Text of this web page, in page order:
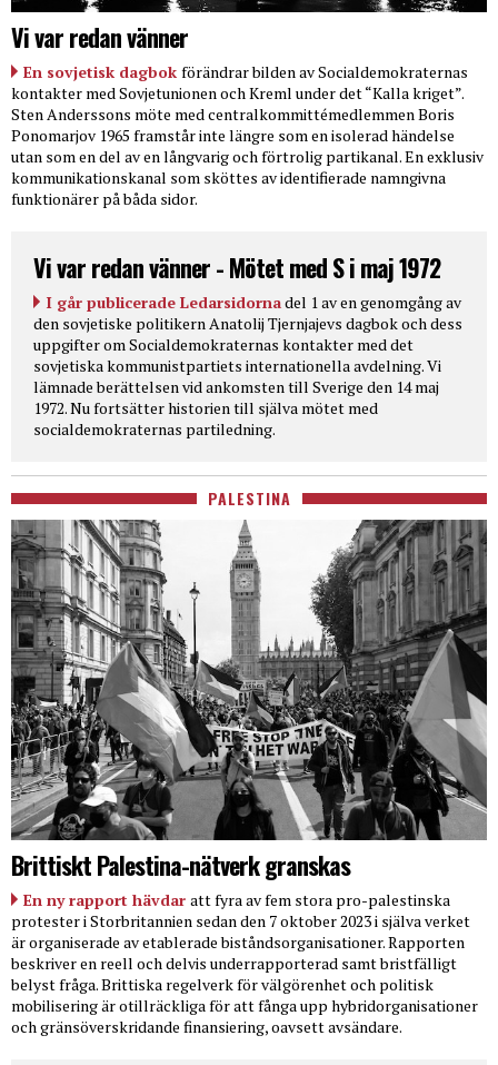
Vi var redan vänner
En sovjetisk dagbok förändrar bilden av Socialdemokraternas
kontakter med Sovjetunionen och Kreml under det “Kalla kriget”.
Sten Anderssons möte med centralkommittémedlemmen Boris
Ponomarjov 1965 framstår inte längre som en isolerad händelse
utan som en del av en långvarig och förtrolig partikanal. En exklusiv
kommunikationskanal som sköttes av identifierade namngivna
funktionärer på båda sidor.
Vi var redan vänner - Mötet med S i maj 1972
I går publicerade Ledarsidornadel 1 av en genomgång av
den sovjetiske politikern Anatolij Tjernjajevs dagbok och dess
uppgifter om Socialdemokraternas kontakter med det
sovjetiska kommunistpartiets internationella avdelning. Vi
lämnade berättelsen vid ankomsten till Sverige den 14 maj
1972. Nu fortsätter historien till själva mötet med
socialdemokraternas partiledning.
PALESTINA
Brittiskt Palestina-nätverk granskas
En ny rapport hävdar att fyra av fem stora pro-palestinska
protester i Storbritannien sedan den 7 oktober 2023 i själva verket
är organiserade av etablerade biståndsorganisationer. Rapporten
beskriver en reell och delvis underrapporterad samt bristfälligt
belyst fråga. Brittiska regelverk för välgörenhet och politisk
mobilisering är otillräckliga för att fånga upp hybridorganisationer
och gränsöverskridande finansiering, oavsett avsändare.